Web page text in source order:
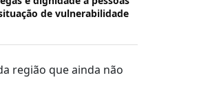
de vulnerabilidade
região que ainda não